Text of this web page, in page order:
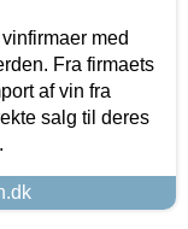
med
Fra firmaets
af vin fra
salg til deres